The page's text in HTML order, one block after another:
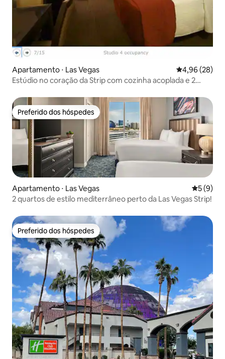
Apartamento ⋅ Las Vegas 4,96 de uma
4,96 (28)
Estúdio no coração da Strip com cozinha acoplada e 2
Preferido dos hóspedes
Preferido dos hóspedes
Apartamento ⋅ Las Vegas 5 de
5 (9)
2 quartos de estilo mediterrâneo perto da Las Vegas Strip!
Preferido dos hóspedes
Preferido dos hóspedes